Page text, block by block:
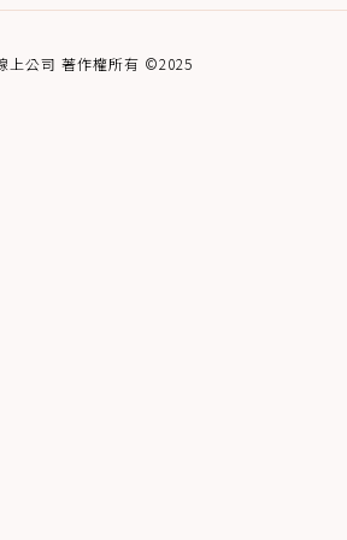
上公司 著作權所有 ©2025